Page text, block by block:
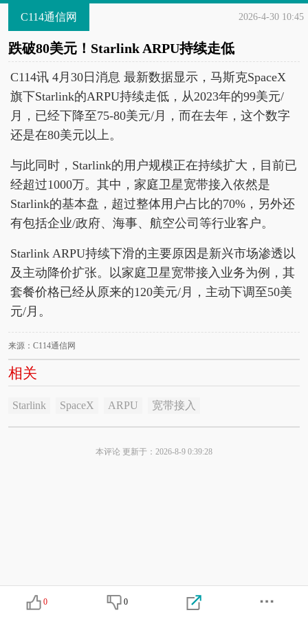
C114通信网 2026-4-30 10:45
跌破80美元！Starlink ARPU持续走低
C114讯 4月30日消息 最新数据显示，马斯克SpaceX
旗下Starlink的ARPU持续走低，从2023年的99美元/
月，已经下降至75-80美元/月，而在去年，这个数字
还是在80美元以上。
与此同时，Starlink的用户规模正在持续扩大，目前已
经超过1000万。其中，家庭卫星宽带接入依然是
Starlink的基本盘，超过整体用户占比的70%，另外还
有包括企业/政府、海事、航空公司等行业客户。
Starlink ARPU持续下滑的主要原因是新兴市场渗透以
及主动降价扩张。以家庭卫星宽带接入业务为例，其
套餐价格已经从原来的120美元/月，主动下调至50美
元/月。
来源：C114通信网
相关
Starlink SpaceX ARPU 宽带接入
本评论 更新于：2026-8-9 0:39:28
0 0